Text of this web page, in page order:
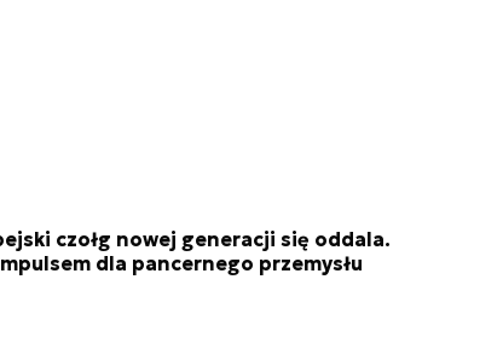
czołg nowej generacji się oddala.
dla pancernego przemysłu